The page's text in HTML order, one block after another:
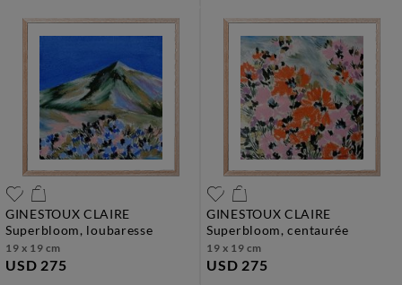
GINESTOUX CLAIRE
superbloom, loubaresse
19 x 19 cm
USD 275
GINESTOUX CLAIRE
superbloom, centaurée
19 x 19 cm
USD 275